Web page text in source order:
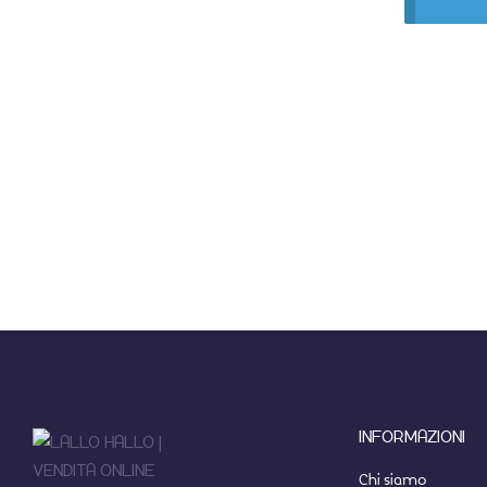
INFORMAZIONI
Chi siamo